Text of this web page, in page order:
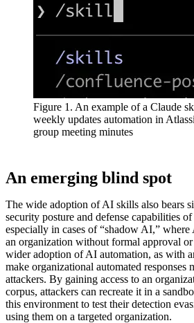
Figure 1. An example of a Claude
weekly updates automation in
group meeting minutes
An emerging blind spot
The wide adoption of AI skills also bears
security posture and defense capabilities
especially in cases of “shadow AI,”
an organization without formal approval
wider adoption of AI automation, as with
make organizational automated responses
attackers. By gaining access to an
corpus, attackers can recreate it in a
this environment to test their detection
using them on a targeted organization.